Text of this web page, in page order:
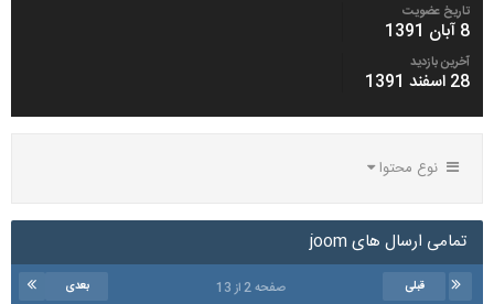
تاریخ عضویت
8 آبان 1391
آخرین بازدید
28 اسفند 1391
نوع محتوا
تمامی ارسال های joom
قبلی بعدی صفحه 2 از 13